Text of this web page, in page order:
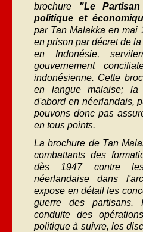
brochure "Le
politique et
par Tan Malakka en mai
en prison par décret de
en Indonésie,
gouvernement
indonésienne. Cette
en langue malaise;
d'abord en néerlandais,
pouvons donc pas
en tous points.
La brochure de Tan
combattants des
dès 1947 contre
néerlandaise dans
expose en détail les
guerre des partisans.
conduite des
politique à suivre, les